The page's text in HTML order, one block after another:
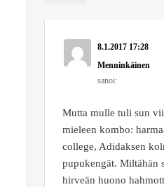
8.1.2017 17:28
Menninkäinen
sanoi:
Mutta mulle tuli sun
mieleen kombo:
college, Adidaksen
pupukengät. Miltähän
hirveän huono